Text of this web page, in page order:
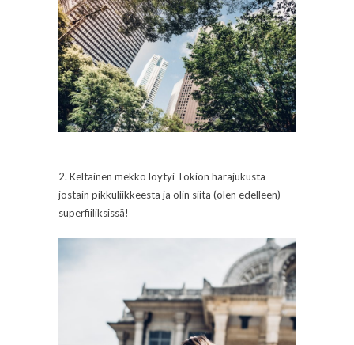
2. Keltainen mekko löytyi Tokion harajukusta
jostain pikkuliikkeestä ja olin siitä (olen edelleen)
superfiiliksissä!